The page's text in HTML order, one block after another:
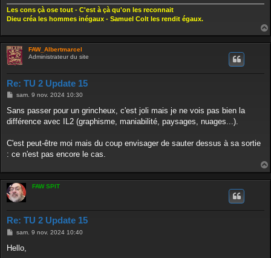
Les cons çà ose tout - C'est à çà qu'on les reconnait
Dieu créa les hommes inégaux - Samuel Colt les rendit égaux.
FAW_Albertmarcel
Administrateur du site
Re: TU 2 Update 15
M
s
a
sam. 9 nov. 2024 10:30
Sans passer pour un grincheux, c'est joli mais je ne vois pas bien la
différence avec IL2 (graphisme, maniabilité, paysages, nuages...).
C'est peut-être moi mais du coup envisager de sauter dessus à sa sortie
: ce n'est pas encore le cas.
FAW SPIT
Re: TU 2 Update 15
M
s
sam. 9 nov. 2024 10:40
Hello,